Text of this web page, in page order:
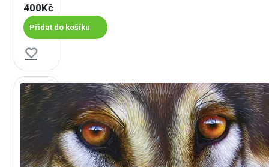
400Kč
Přidat do košíku